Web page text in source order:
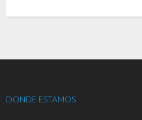
DONDE ESTAMOS